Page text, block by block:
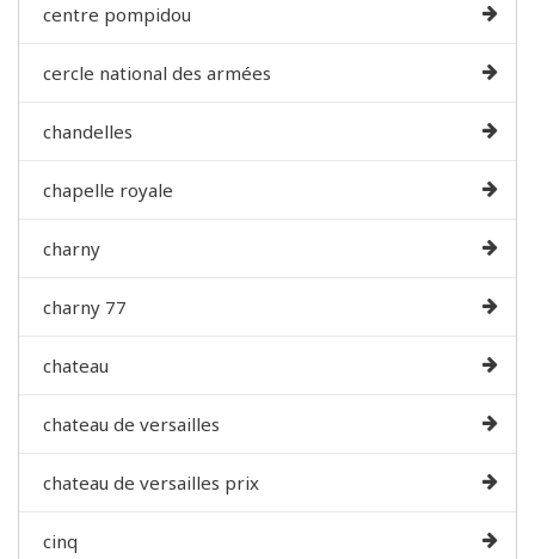
centre pompidou
cercle national des armées
chandelles
chapelle royale
charny
charny 77
chateau
chateau de versailles
chateau de versailles prix
cinq